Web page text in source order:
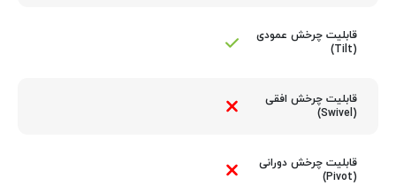
قابلیت چرخش عمودی
(Tilt)
قابلیت چرخش افقی
(Swivel)
قابلیت چرخش دورانی
(Pivot)